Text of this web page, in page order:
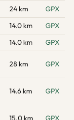
24 km
GPX
14.0 km
GPX
14.0 km
GPX
28 km GPX
14.6 km GPX
15.0 km GPX